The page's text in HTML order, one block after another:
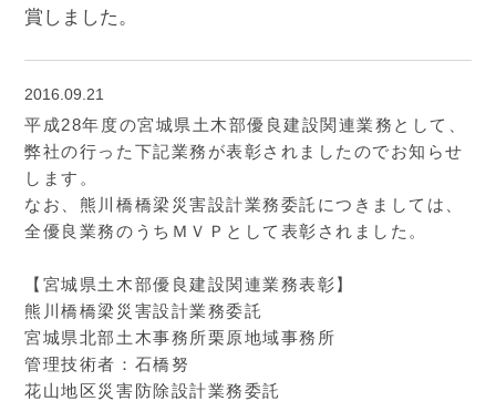
賞しました。
2016.09.21
平成28年度の宮城県土木部優良建設関連業務として、
弊社の行った下記業務が表彰されましたのでお知らせ
します。
なお、熊川橋橋梁災害設計業務委託につきましては、
全優良業務のうちＭＶＰとして表彰されました。
【宮城県土木部優良建設関連業務表彰】
熊川橋橋梁災害設計業務委託
宮城県北部土木事務所栗原地域事務所
管理技術者：石橋努
花山地区災害防除設計業務委託